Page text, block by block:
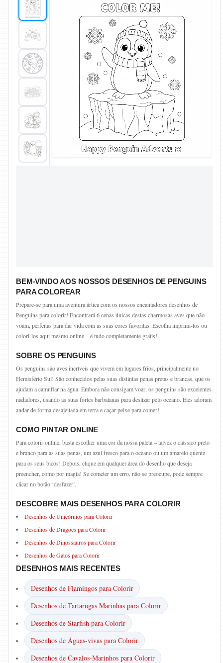
BEM-VINDO AOS NOSSOS DESENHOS DE PENGUINS
PARA COLOREAR
Prepare-se para uma aventura ártica com os nossos encantadores desenhos de
Penguins para colorir! Encontrará 6 cenas únicas destas charmosas aves que não
voam, perfeitas para dar vida com as suas cores favoritas. Escolha imprimi-los ou
colori-los aqui mesmo online – é tudo completamente grátis!
SOBRE OS PENGUINS
Os penguins são aves incríveis que vivem em lugares frios, principalmente no
Hemisfério Sul! São conhecidos pelas suas distintas penas pretas e brancas, que os
ajudam a camuflar na água. Embora não consigam voar, os penguins são excelentes
nadadores, usando as suas fortes barbatanas para deslizar pelo oceano. Eles adoram
andar de forma desajeitada em terra e caçar peixe para comer!
COMO PINTAR ONLINE
Para colorir online, basta escolher uma cor da nossa paleta – talvez o clássico preto
e branco para as suas penas, um azul fresco para o oceano ou um amarelo quente
para os seus bicos! Depois, clique em qualquer área do desenho que deseja
preencher, como por magia! Se cometer um erro, não se preocupe, pode sempre
clicar no botão ‘desfazer’.
DESCOBRE MAIS DESENHOS PARA COLORIR
Desenhos de Unicórnios para Colorir
Desenhos de Dragões para Colorir
Desenhos de Dinossauros para Colorir
Desenhos de Gatos para Colorir
DESENHOS MAIS RECENTES
Desenhos de Flamingos para Colorir
Desenhos de Tartarugas Marinhas para Colorir
Desenhos de Starfish para Colorir
Desenhos de Águas-vivas para Colorir
Desenhos de Cavalos-Marinhos para Colorir